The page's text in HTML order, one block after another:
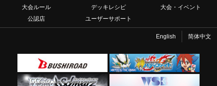
大会ルール
デッキレシピ
大会・イベント
公認店
ユーザーサポート
English 简体中文